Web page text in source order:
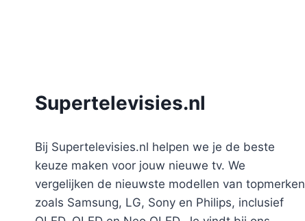
Supertelevisies.nl
Bij Supertelevisies.nl helpen we je de beste
keuze maken voor jouw nieuwe tv. We
vergelijken de nieuwste modellen van topmerken
zoals Samsung, LG, Sony en Philips, inclusief